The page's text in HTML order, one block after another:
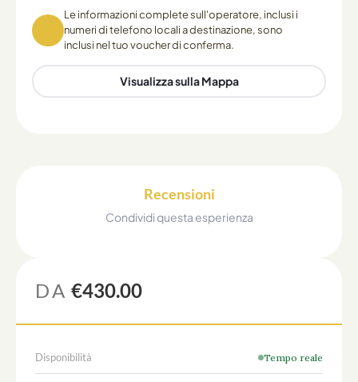
Le informazioni complete sull'operatore, inclusi i
numeri di telefono locali a destinazione, sono
inclusi nel tuo voucher di conferma.
Visualizza sulla Mappa
Recensioni
Condividi questa esperienza
DA €430.00
Disponibilità Tempo reale